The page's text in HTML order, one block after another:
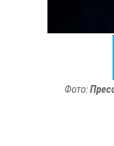
Фото: